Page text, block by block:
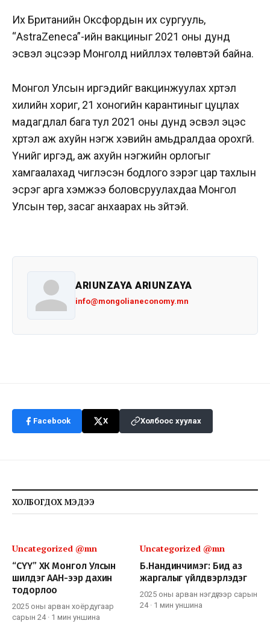
Их Британийн Оксфордын их сургууль,
“AstraZeneca”-ийн вакциныг 2021 оны дунд
эсвэл эцсээр Монголд нийлүүлэх төлөвтэй байна.
Монгол Улсын иргэдийг вакцинжуулах хүртэл
хилийн хориг, 21 хоногийн карантиныг цуцлах
мадагдлал бага тул 2021 оны дунд эсвэл эцэс
хүртэл аж ахуйн нэгж хэвийн амьдралдаа орохгүй.
Үүнийг иргэд, аж ахуйн нэгжийн орлогыг
хамгаалахад чиглэсэн бодлого зэрэг цар тахлын
эсрэг арга хэмжээ боловсруулахдаа Монгол
Улсын төр, засаг анхаарах нь зүйтэй.
ARIUNZAYA ARIUNZAYA
info@mongolianeconomy.mn
Facebook X Холбоос хуулах
ХОЛБОГДОХ МЭДЭЭ
Uncategorized @mn
“СҮҮ” ХК Монгол Улсын
шилдэг ААН-ээр дахин
тодорлоо
2025 оны арван хоёрдугаар
сарын 24· 1 мин уншина
Uncategorized @mn
Б.Нандинчимэг: Бид аз
жаргалыг үйлдвэрлэдэг
2025 оны арван нэгдүгээр сарын
24· 1 мин уншина